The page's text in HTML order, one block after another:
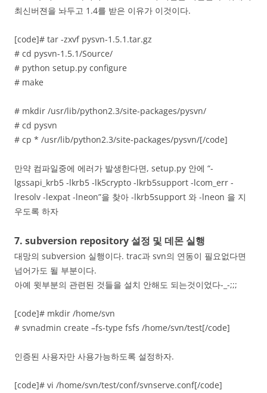
최신버젼을 놔두고 1.4를 받은 이유가 이것이다.
[code]# tar -zxvf pysvn-1.5.1.tar.gz
# cd pysvn-1.5.1/Source/
# python setup.py configure
# make
# mkdir /usr/lib/python2.3/site-packages/pysvn/
# cd pysvn
# cp * /usr/lib/python2.3/site-packages/pysvn/[/code]
만약 컴파일중에 에러가 발생한다면, setup.py 안에 “-
lgssapi_krb5 -lkrb5 -lk5crypto -lkrb5support -lcom_err -
lresolv -lexpat -lneon”을 찾아 -lkrb5support 와 -lneon 을 지
우도록 하자
7. subversion repository 설정 및 데몬 실행
대망의 subversion 실행이다. trac과 svn의 연동이 필요없다면
넘어가도 될 부분이다.
아예 윗부분의 관련된 것들을 설치 안해도 되는것이었다-_-;;;
[code]# mkdir /home/svn
# svnadmin create –fs-type fsfs /home/svn/test[/code]
인증된 사용자만 사용가능하도록 설정하자.
[code]# vi /home/svn/test/conf/svnserve.conf[/code]